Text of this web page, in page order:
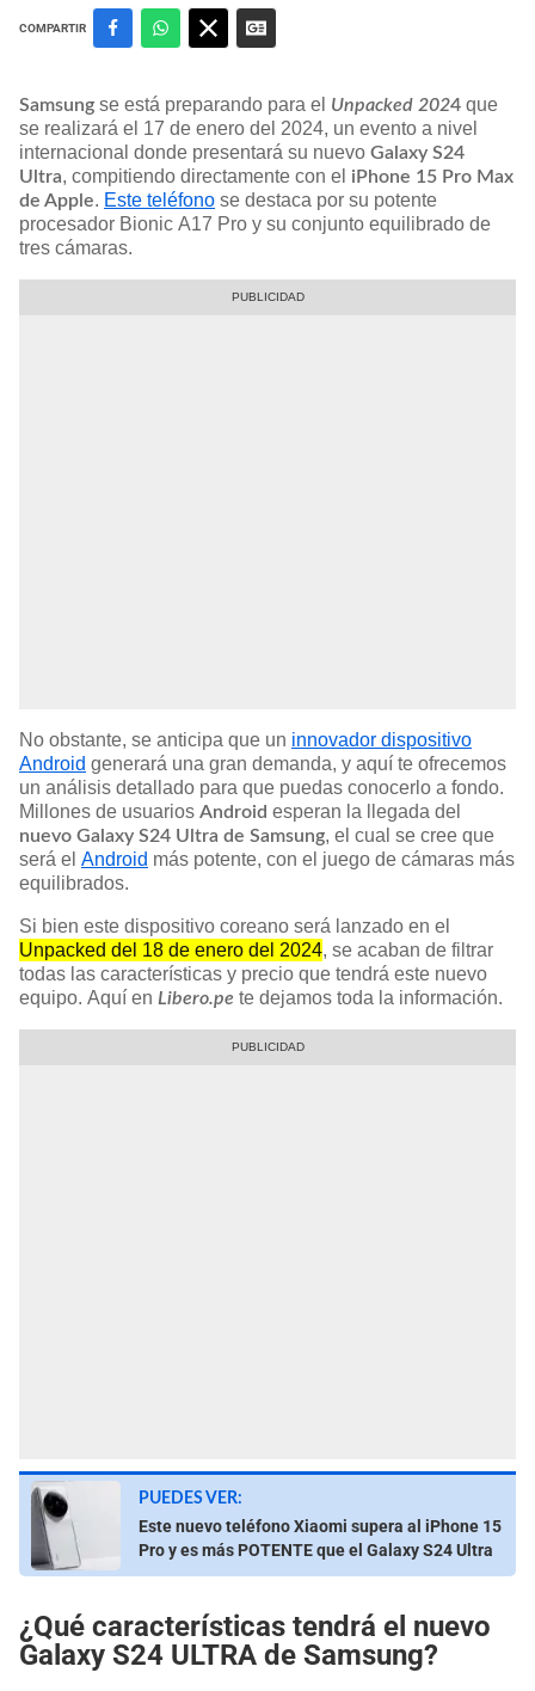
COMPARTIR
Samsung se está preparando para el Unpacked 2024 que
se realizará el 17 de enero del 2024, un evento a nivel
internacional donde presentará su nuevo Galaxy S24
Ultra, compitiendo directamente con el iPhone 15 Pro Max
de Apple. Este teléfono se destaca por su potente
procesador Bionic A17 Pro y su conjunto equilibrado de
tres cámaras.
No obstante, se anticipa que un innovador dispositivo
Android generará una gran demanda, y aquí te ofrecemos
un análisis detallado para que puedas conocerlo a fondo.
Millones de usuarios Android esperan la llegada del
nuevo Galaxy S24 Ultra de Samsung, el cual se cree que
será el Android más potente, con el juego de cámaras más
equilibrados.
Si bien este dispositivo coreano será lanzado en el
Unpacked del 18 de enero del 2024, se acaban de filtrar
todas las características y precio que tendrá este nuevo
equipo. Aquí en Libero.pe te dejamos toda la información.
PUEDES VER:
Este nuevo teléfono Xiaomi supera al iPhone 15
Pro y es más POTENTE que el Galaxy S24 Ultra
¿Qué características tendrá el nuevo
Galaxy S24 ULTRA de Samsung?